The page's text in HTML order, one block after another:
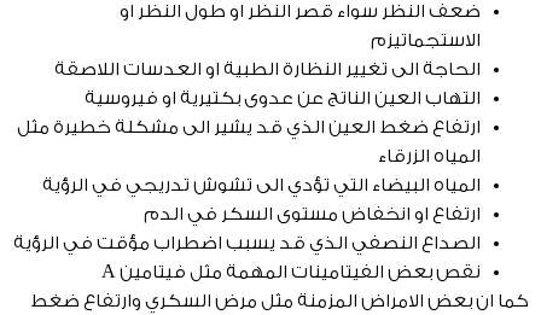
ضعف النظر سواء قصر النظر او طول النظر او
الاستجماتيزم
الحاجة الى تغيير النظارة الطبية او العدسات اللاصقة
التهاب العين الناتج عن عدوى بكتيرية او فيروسية
ارتفاع ضغط العين الذي قد يشير الى مشكلة خطيرة مثل
المياه الزرقاء
المياه البيضاء التي تؤدي الى تشوش تدريجي في الرؤية
ارتفاع او انخفاض مستوى السكر في الدم
الصداع النصفي الذي قد يسبب اضطراب مؤقت في الرؤية
نقص بعض الفيتامينات المهمة مثل فيتامين A
كما ان بعض الامراض المزمنة مثل مرض السكري وارتفاع ضغط